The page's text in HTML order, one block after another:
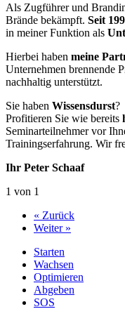
Als Zugführer und
Brände bekämpft. Seit
in meiner Funktion als
Hierbei haben meine
Unternehmen brennende
nachhaltig unterstützt.
Sie haben Wissensdurst?
Profitieren Sie wie bereits
Seminarteilnehmer vor
Trainingserfahrung. Wir
Ihr Peter Schaaf
1 von 1
« Zurück
Weiter »
Starten
Wachsen
Optimieren
Abgeben
SOS